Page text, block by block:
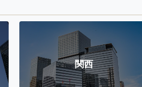
関西